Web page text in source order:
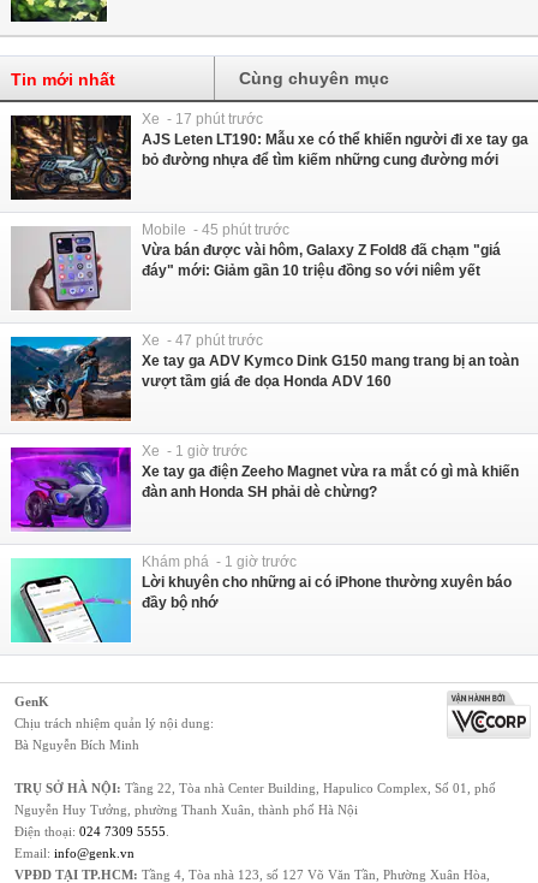
Tin mới nhất Cùng chuyên mục
Xe - 17 phút trước
AJS Leten LT190: Mẫu xe có thể khiến người đi xe tay ga
bỏ đường nhựa để tìm kiếm những cung đường mới
Mobile - 45 phút trước
Vừa bán được vài hôm, Galaxy Z Fold8 đã chạm "giá
đáy" mới: Giảm gần 10 triệu đồng so với niêm yết
Xe - 47 phút trước
Xe tay ga ADV Kymco Dink G150 mang trang bị an toàn
vượt tầm giá đe dọa Honda ADV 160
Xe - 1 giờ trước
Xe tay ga điện Zeeho Magnet vừa ra mắt có gì mà khiến
đàn anh Honda SH phải dè chừng?
Khám phá - 1 giờ trước
Lời khuyên cho những ai có iPhone thường xuyên báo
đầy bộ nhớ
GenK
Chịu trách nhiệm quản lý nội dung:
Bà Nguyễn Bích Minh
TRỤ SỞ HÀ NỘI: Tầng 22, Tòa nhà Center Building, Hapulico Complex, Số 01, phố
Nguyễn Huy Tưởng, phường Thanh Xuân, thành phố Hà Nội
Điện thoại: 024 7309 5555
Email: info@genk.vn
VPĐD TẠI TP.HCM: Tầng 4, Tòa nhà 123, số 127 Võ Văn Tần, Phường Xuân Hòa,